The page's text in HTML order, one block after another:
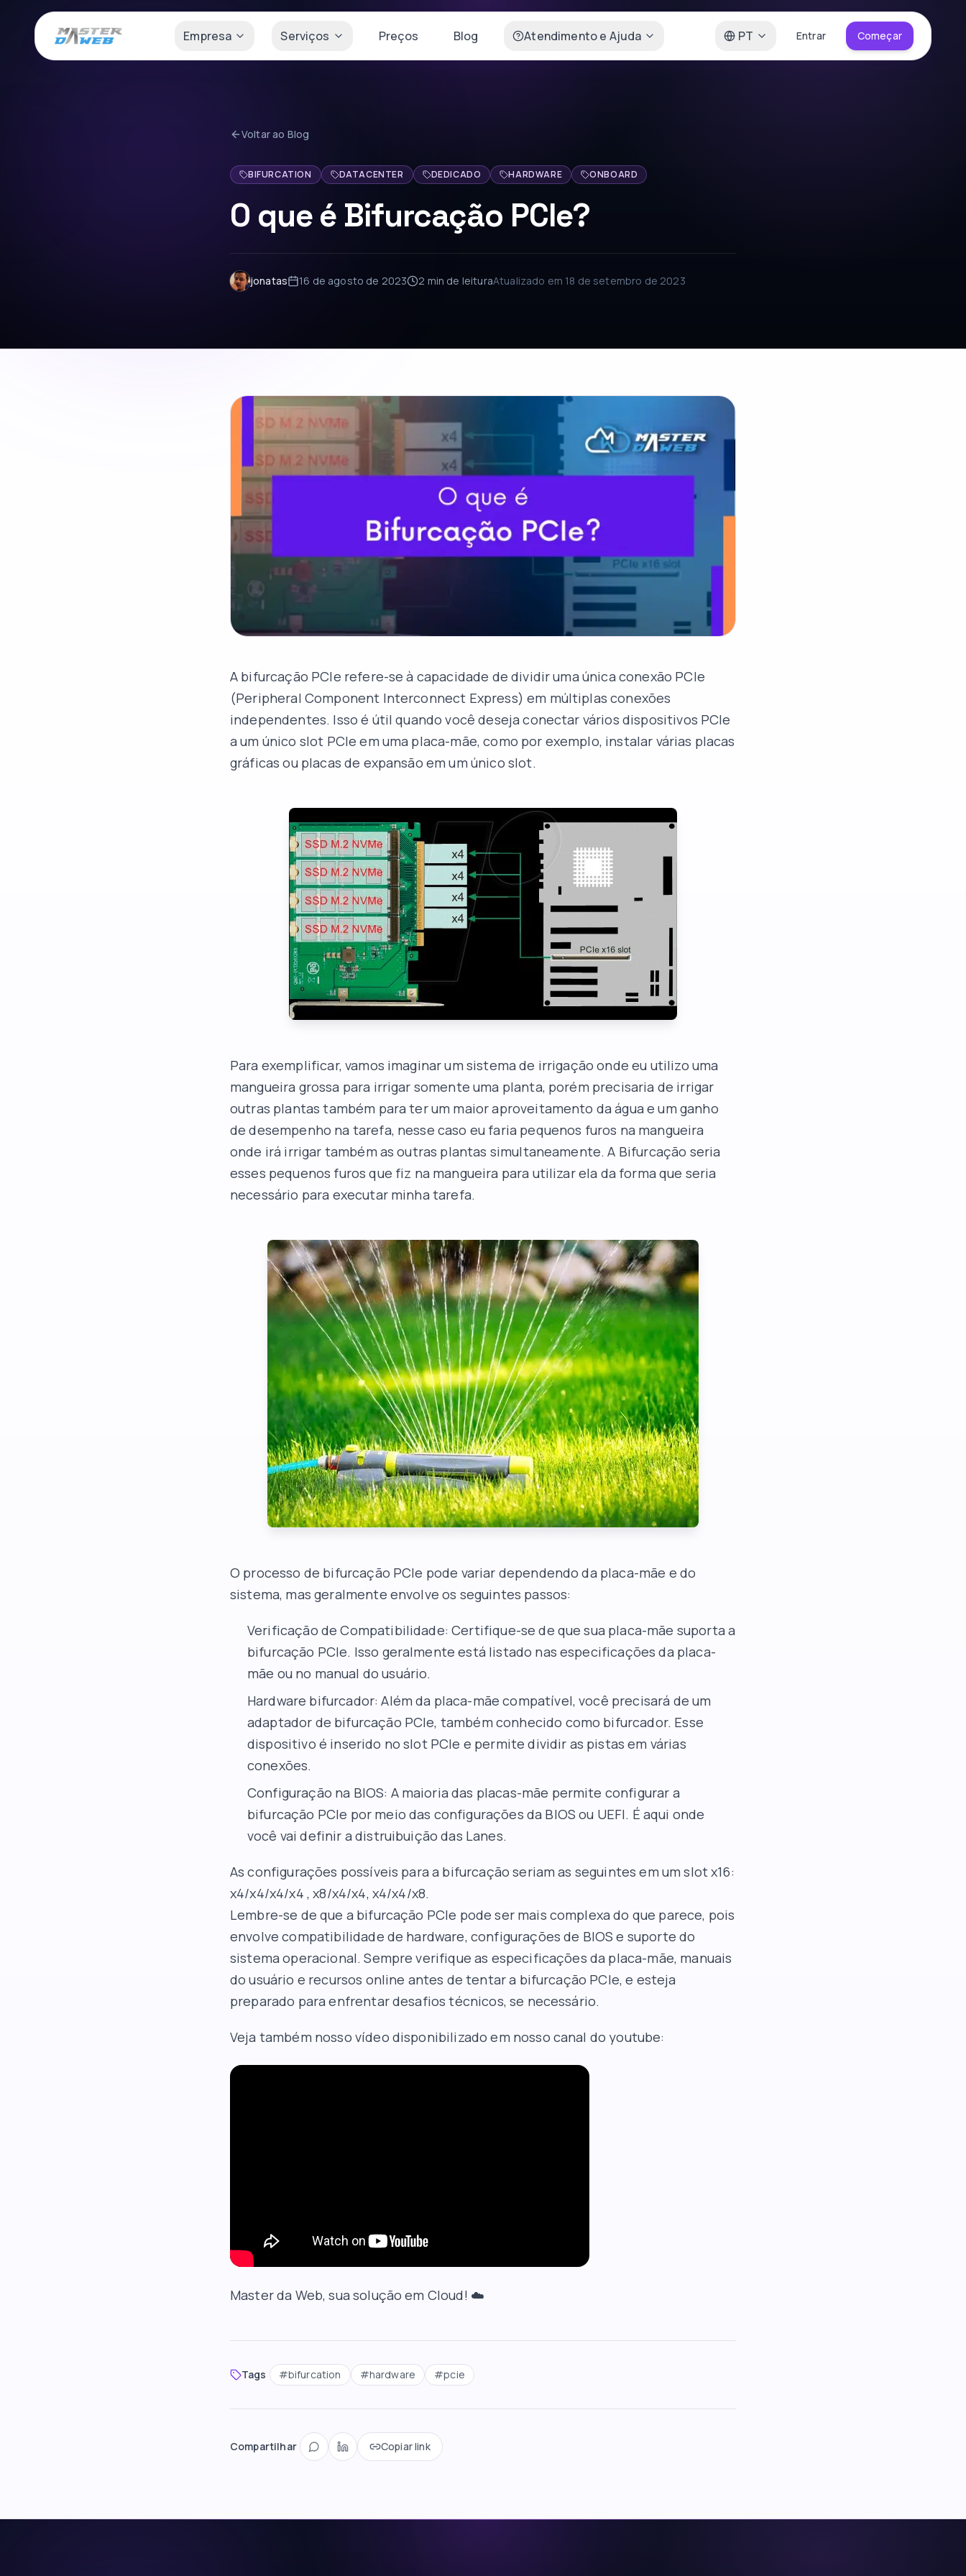
Empresa Serviços Preços Blog Atendimento e Ajuda PT Entrar Começar
Voltar ao Blog
BIFURCATION DATACENTER DEDICADO HARDWARE ONBOARD
O que é Bifurcação PCIe?
jonatas 16 de agosto de 2023 2 min de leituraAtualizado em 18 de setembro de 2023
A bifurcação PCIe refere-se à capacidade de dividir uma única conexão PCIe
(Peripheral Component Interconnect Express) em múltiplas conexões
independentes. Isso é útil quando você deseja conectar vários dispositivos PCIe
a um único slot PCIe em uma placa-mãe, como por exemplo, instalar várias placas
gráficas ou placas de expansão em um único slot.
Para exemplificar, vamos imaginar um sistema de irrigação onde eu utilizo uma
mangueira grossa para irrigar somente uma planta, porém precisaria de irrigar
outras plantas também para ter um maior aproveitamento da água e um ganho
de desempenho na tarefa, nesse caso eu faria pequenos furos na mangueira
onde irá irrigar também as outras plantas simultaneamente. A Bifurcação seria
esses pequenos furos que fiz na mangueira para utilizar ela da forma que seria
necessário para executar minha tarefa.
O processo de bifurcação PCIe pode variar dependendo da placa-mãe e do
sistema, mas geralmente envolve os seguintes passos:
Verificação de Compatibilidade: Certifique-se de que sua placa-mãe suporta a
bifurcação PCIe. Isso geralmente está listado nas especificações da placa-
mãe ou no manual do usuário.
Hardware bifurcador: Além da placa-mãe compatível, você precisará de um
adaptador de bifurcação PCIe, também conhecido como bifurcador. Esse
dispositivo é inserido no slot PCIe e permite dividir as pistas em várias
conexões.
Configuração na BIOS: A maioria das placas-mãe permite configurar a
bifurcação PCIe por meio das configurações da BIOS ou UEFI. É aqui onde
você vai definir a distruibuição das Lanes.
As configurações possíveis para a bifurcação seriam as seguintes em um slot x16:
x4/x4/x4/x4 , x8/x4/x4, x4/x4/x8.
Lembre-se de que a bifurcação PCIe pode ser mais complexa do que parece, pois
envolve compatibilidade de hardware, configurações de BIOS e suporte do
sistema operacional. Sempre verifique as especificações da placa-mãe, manuais
do usuário e recursos online antes de tentar a bifurcação PCIe, e esteja
preparado para enfrentar desafios técnicos, se necessário.
Veja também nosso vídeo disponibilizado em nosso canal do youtube:
Master da Web, sua solução em Cloud! ☁️
Tags #bifurcation #hardware #pcie
Compartilhar Copiar link